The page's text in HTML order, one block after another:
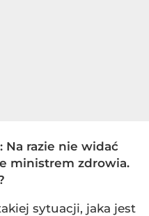
Na razie nie widać
ministrem zdrowia.
sytuacji, jaka jest